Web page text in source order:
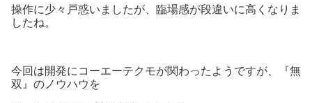
操作に少々戸惑いましたが、臨場感が段違いに高くなりま
したね。
今回は開発にコーエーテクモが関わったようですが、『無
双』のノウハウを